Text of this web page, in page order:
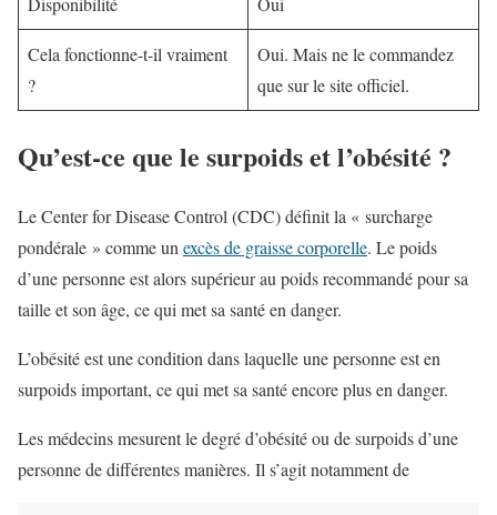
Cela fonctionne-t-il vraiment
?
Oui. Mais ne le commandez
que sur le site officiel.
Qu’est-ce que le surpoids et l’obésité ?
Le Center for Disease Control (CDC) définit la « surcharge
pondérale » comme unexcès de graisse corporelle. Le poids
d’une personne est alors supérieur au poids recommandé pour sa
taille et son âge, ce qui met sa santé en danger.
L’obésité est une condition dans laquelle une personne est en
surpoids important, ce qui met sa santé encore plus en danger.
Les médecins mesurent le degré d’obésité ou de surpoids d’une
personne de différentes manières. Il s’agit notamment de